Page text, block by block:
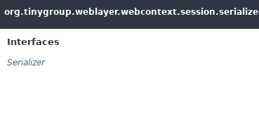
Interfaces
Serializer